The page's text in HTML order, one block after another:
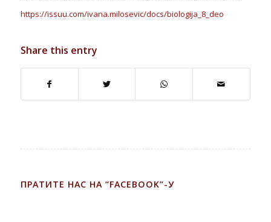
https://issuu.com/ivana.milosevic/docs/biologija_8_deo
Share this entry
ПРАТИТЕ НАС НА “FACEBOOK”-У